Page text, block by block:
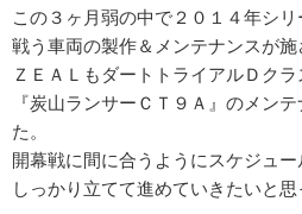
この３ヶ月弱の中で２０１４年シリ
戦う車両の製作＆メンテナンスが施
ＺＥＡＬもダートトライアルＤクラ
『炭山ランサーＣＴ９Ａ』のメン
た。
開幕戦に間に合うようにスケジュー
しっかり立てて進めていきたいと思